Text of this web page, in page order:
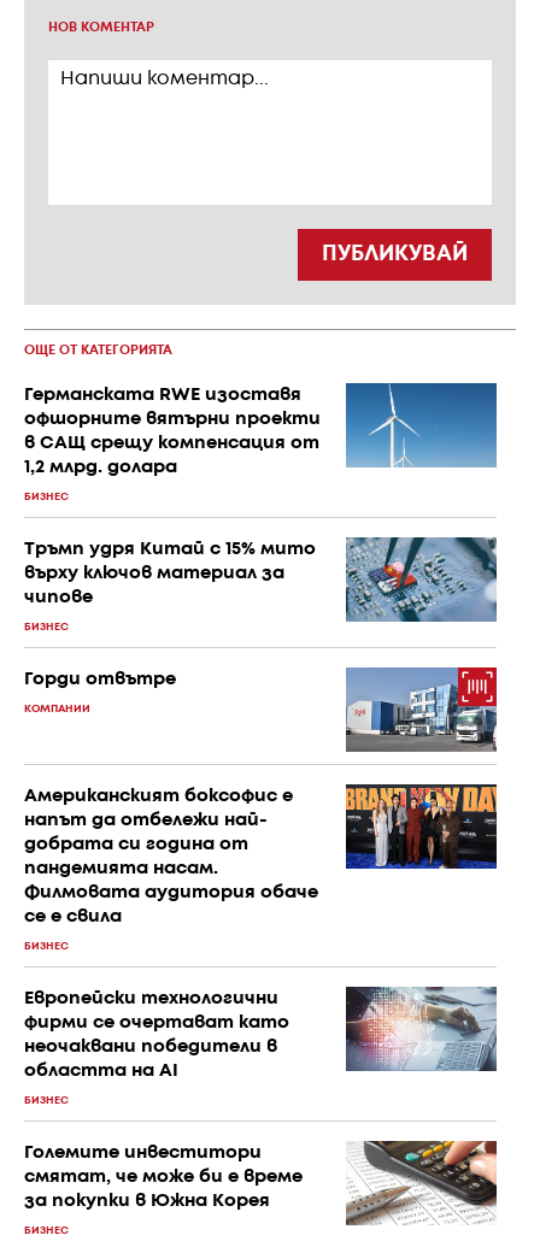
НОВ КОМЕНТАР
ПУБЛИКУВАЙ
ОЩЕ ОТ КАТЕГОРИЯТА
Германската RWE изоставя
офшорните вятърни проекти
в САЩ срещу компенсация от
1,2 млрд. долара
БИЗНЕС
Тръмп удря Китай с 15% мито
върху ключов материал за
чипове
БИЗНЕС
Горди отвътре
КОМПАНИИ
Американският боксофис е
напът да отбележи най-
добрата си година от
пандемията насам.
Филмовата аудитория обаче
се е свила
БИЗНЕС
Европейски технологични
фирми се очертават като
неочаквани победители в
областта на AI
БИЗНЕС
Големите инвеститори
смятат, че може би е време
за покупки в Южна Корея
БИЗНЕС